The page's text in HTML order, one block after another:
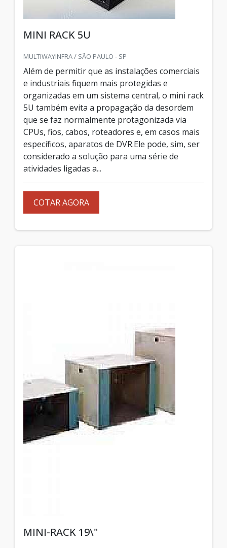
MINI RACK 5U
MULTIWAYINFRA / SÃO PAULO - SP
Além de permitir que as instalações comerciais
e industriais fiquem mais protegidas e
organizadas em um sistema central, o mini rack
5U também evita a propagação da desordem
que se faz normalmente protagonizada via
CPUs, fios, cabos, roteadores e, em casos mais
específicos, aparatos de DVR.Ele pode, sim, ser
considerado a solução para uma série de
atividades ligadas a...
COTAR AGORA
MINI-RACK 19\"